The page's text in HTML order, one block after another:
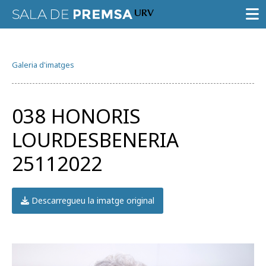
GALERIA D’IMATGES
GUIA D’ESPECIALISTES
AGENDA URV
Prova la cerca avançada
Galeria d'imatges
038 HONORIS
LOURDESBENERIA
25112022
Descarregueu la imatge original